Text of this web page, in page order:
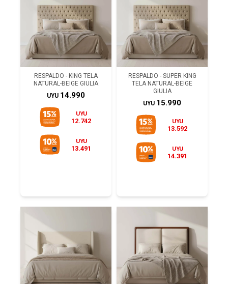
RESPALDO - KING TELA
NATURAL-BEIGE GIULIA
UYU 14.990
UYU
12.742
UYU
13.491
RESPALDO - SUPER KING
TELA NATURAL-BEIGE
GIULIA
UYU 15.990
UYU
13.592
UYU
14.391